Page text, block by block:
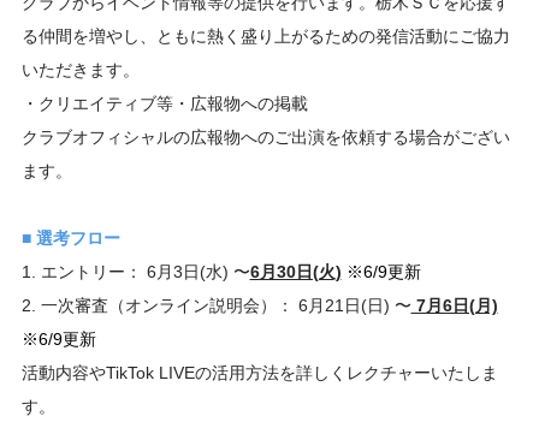
る仲間を増やし、ともに熱く盛り上がるための発信活動にご協力
いただきます。
・クリエイティブ等・広報物への掲載
クラブオフィシャルの広報物へのご出演を依頼する場合がござい
ます。
■ 選考フロー
1. エントリー： 6月3日(水) 〜6月30日(火) ※6/9更新
2. 一次審査（オンライン説明会）： 6月21日(日) 〜 7月6日(月)
※6/9更新
活動内容やTikTok LIVEの活用方法を詳しくレクチャーいたしま
す。